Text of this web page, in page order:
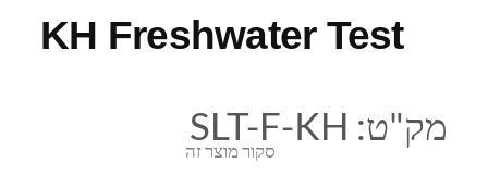
KH Freshwater Test
סקור מוצר זה
מק"ט: SLT-F-KH